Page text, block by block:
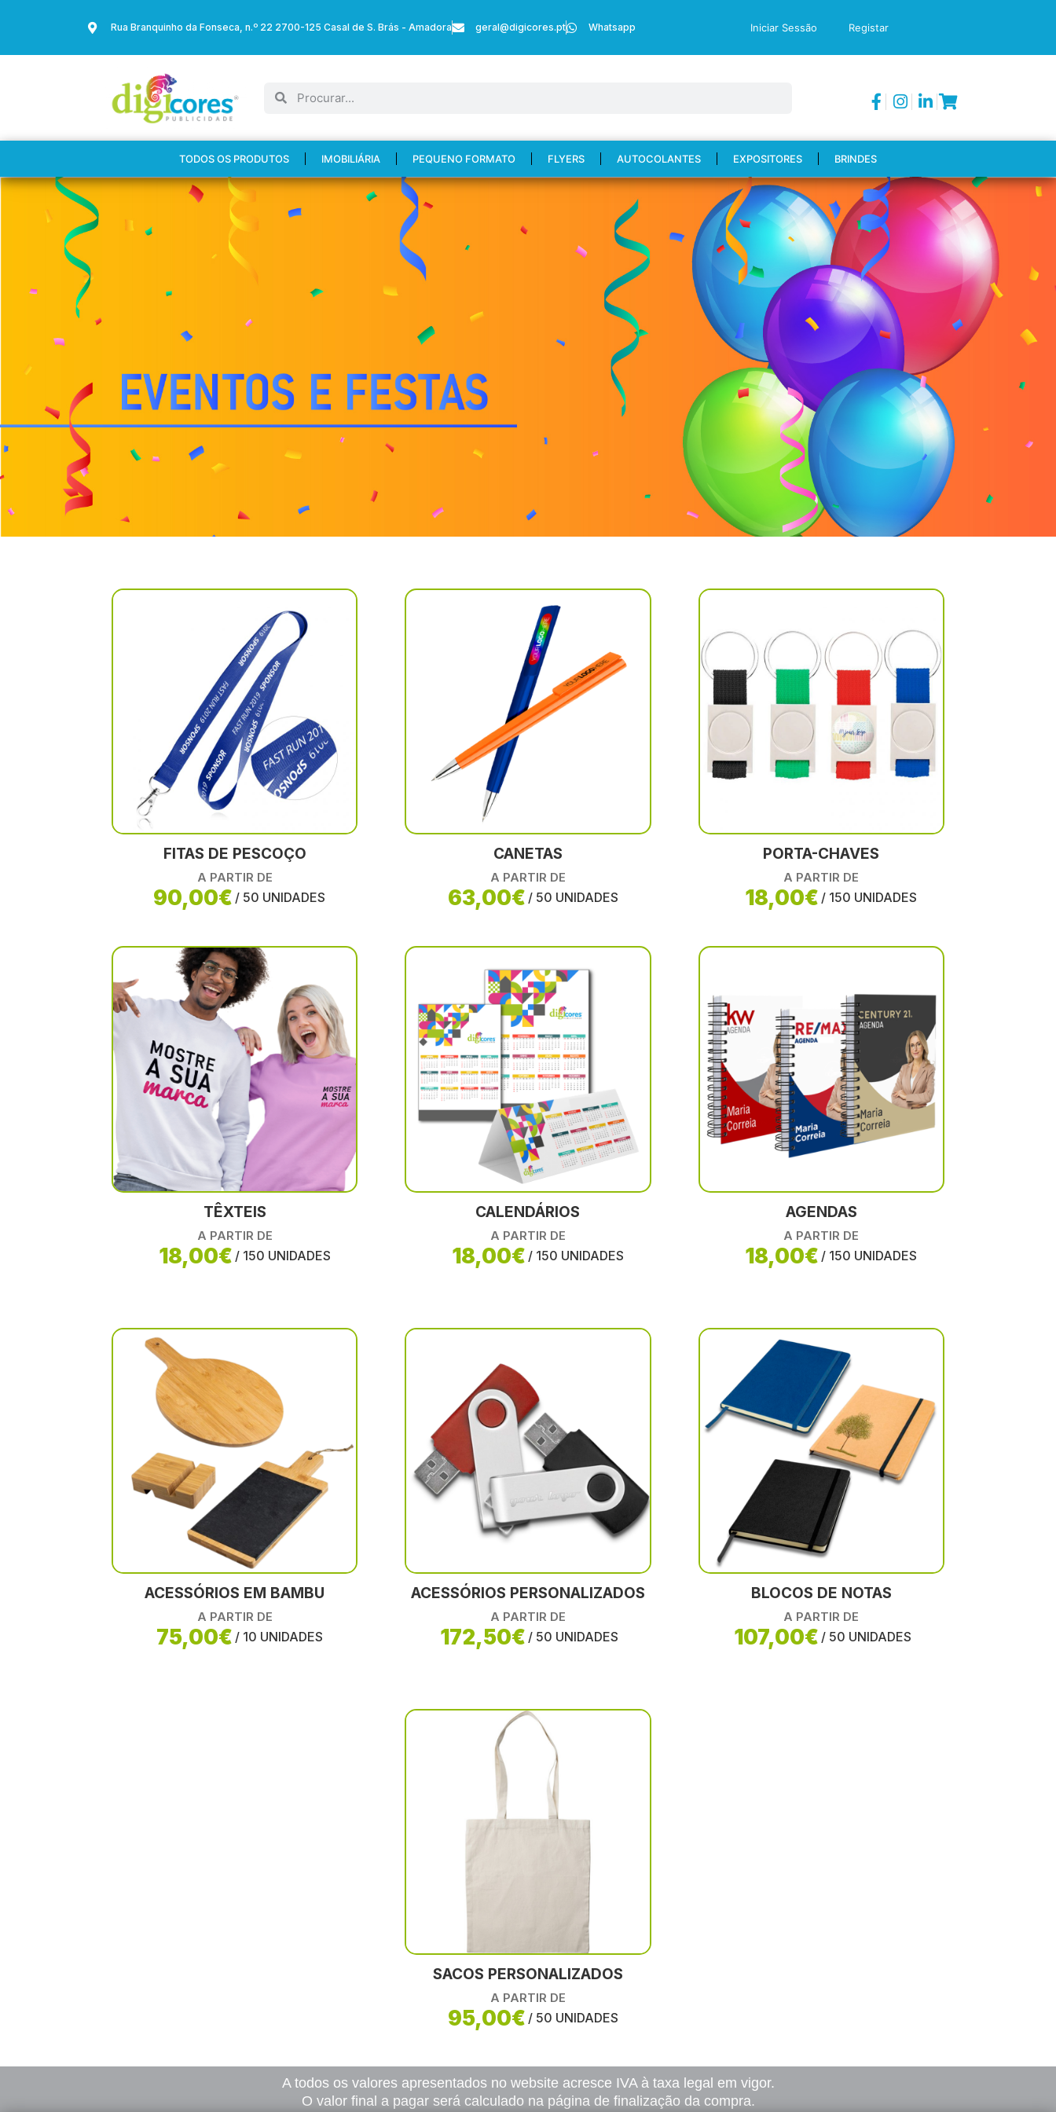
Rua Branquinho da Fonseca, n.º 22 2700-125 Casal de S. Brás - Amadora geral@digicores.pt Whatsapp Iniciar Sessão Registar
TODOS OS PRODUTOS IMOBILIÁRIA PEQUENO FORMATO FLYERS AUTOCOLANTES EXPOSITORES BRINDES
FITAS DE PESCOÇO
A PARTIR DE
90,00€ / 50 UNIDADES
CANETAS
A PARTIR DE
63,00€ / 50 UNIDADES
PORTA-CHAVES
A PARTIR DE
18,00€ / 150 UNIDADES
TÊXTEIS
A PARTIR DE
18,00€ / 150 UNIDADES
CALENDÁRIOS
A PARTIR DE
18,00€ / 150 UNIDADES
AGENDAS
A PARTIR DE
18,00€ / 150 UNIDADES
ACESSÓRIOS EM BAMBU
A PARTIR DE
75,00€ / 10 UNIDADES
ACESSÓRIOS PERSONALIZADOS
A PARTIR DE
172,50€ / 50 UNIDADES
BLOCOS DE NOTAS
A PARTIR DE
107,00€ / 50 UNIDADES
SACOS PERSONALIZADOS
A PARTIR DE
95,00€ / 50 UNIDADES
A todos os valores apresentados no website acresce IVA à taxa legal em vigor.
O valor final a pagar será calculado na página de finalização da compra.